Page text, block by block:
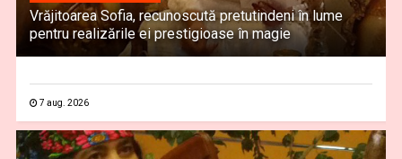
Vrăjitoarea Sofia, recunoscută pretutindeni în lume
pentru realizările ei prestigioase în magie
7 aug. 2026